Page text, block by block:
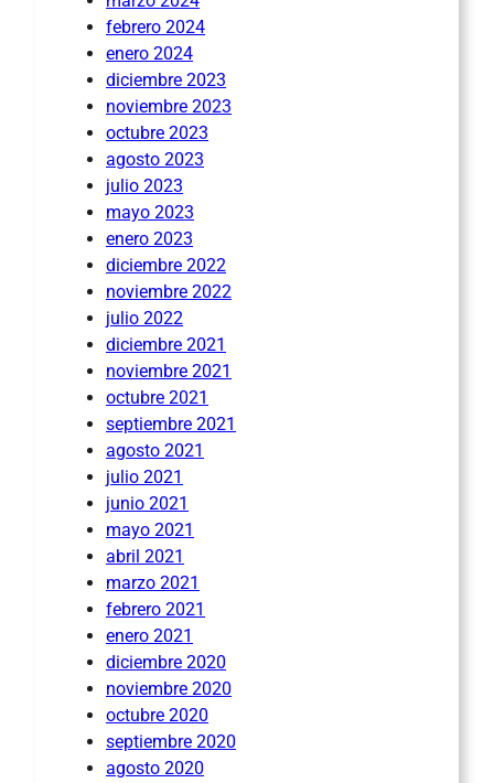
febrero 2024
enero 2024
diciembre 2023
noviembre 2023
octubre 2023
agosto 2023
julio 2023
mayo 2023
enero 2023
diciembre 2022
noviembre 2022
julio 2022
diciembre 2021
noviembre 2021
octubre 2021
septiembre 2021
agosto 2021
julio 2021
junio 2021
mayo 2021
abril 2021
marzo 2021
febrero 2021
enero 2021
diciembre 2020
noviembre 2020
octubre 2020
septiembre 2020
agosto 2020